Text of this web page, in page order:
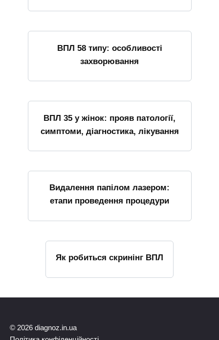
ВПЛ 58 типу: особливості
захворювання
ВПЛ 35 у жінок: прояв патології,
симптоми, діагностика, лікування
Видалення папілом лазером:
етапи проведення процедури
Як робиться скринінг ВПЛ
© 2026 diagnoz.in.ua